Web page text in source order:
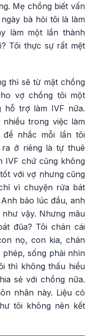
Mẹ chồng biết vấn
bà hỏi tôi là làm
làm một lần thành
Tôi thực sự rất mệt
thì sẽ từ mặt chồng
vợ chồng tôi một
hỗ trợ làm IVF nữa.
trong việc làm
nhắc mỗi lần tôi
ở riêng là tự thuê
IVF chứ cũng không
với vợ nhưng cũng
vì chuyện rửa bát
bảo lúc đầu, anh
vậy. Nhưng mâu
đũa? Tôi chán cái
nọ, con kia, chán
sống phải nhìn
thì không thấu hiểu
sẻ với chồng nữa.
nhân này. Liệu có
tôi không nên kết